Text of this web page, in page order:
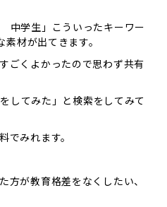
学生」こういったキーワー
材が出てきます。
ごくよかったので思わず共有
してみた」と検索をしてみて
でみれます。
方が教育格差をなくしたい、